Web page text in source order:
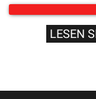
LESEN